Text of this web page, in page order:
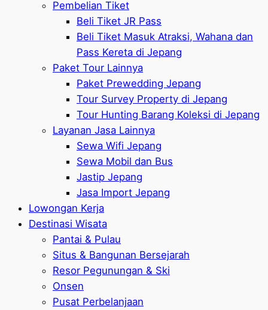
Pembelian Tiket
Beli Tiket JR Pass
Beli Tiket Masuk Atraksi, Wahana dan
Pass Kereta di Jepang
Paket Tour Lainnya
Paket Prewedding Jepang
Tour Survey Property di Jepang
Tour Hunting Barang Koleksi di Jepang
Layanan Jasa Lainnya
Sewa Wifi Jepang
Sewa Mobil dan Bus
Jastip Jepang
Jasa Import Jepang
Lowongan Kerja
Destinasi Wisata
Pantai & Pulau
Situs & Bangunan Bersejarah
Resor Pegunungan & Ski
Onsen
Pusat Perbelanjaan